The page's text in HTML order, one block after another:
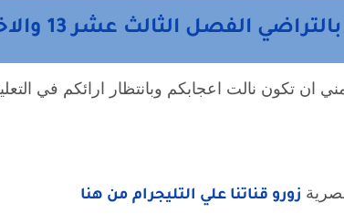
الفصل الثالث عشر 13 والاخير من هنا
ان تكون نالت اعجابكم وبانتظار ارائكم في
زورو قناتنا علي التليجرام من هنا